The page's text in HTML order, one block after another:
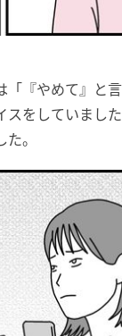
『やめて』と
をしていまし
。